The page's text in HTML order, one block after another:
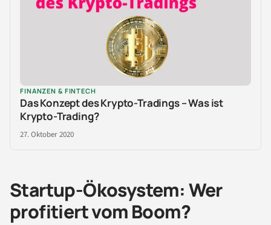
FINANZEN & FINTECH
Das Konzept des Krypto-Tradings – Was ist
Krypto-Trading?
27. Oktober 2020
Startup-Ökosystem: Wer
profitiert vom Boom?